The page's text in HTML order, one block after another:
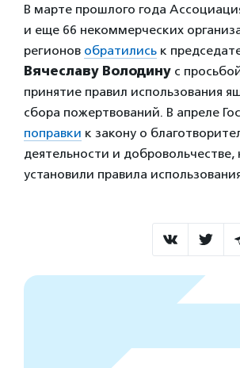
В марте прошлого года
и еще 66 некоммерческих
регионов обратились к
Вячеславу Володину с
принятие правил использования
сбора пожертвований. В апреле
поправки к закону о
деятельности и добровольчестве,
установили правила